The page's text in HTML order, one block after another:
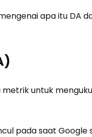
apa itu DA
untuk
pada saat Google